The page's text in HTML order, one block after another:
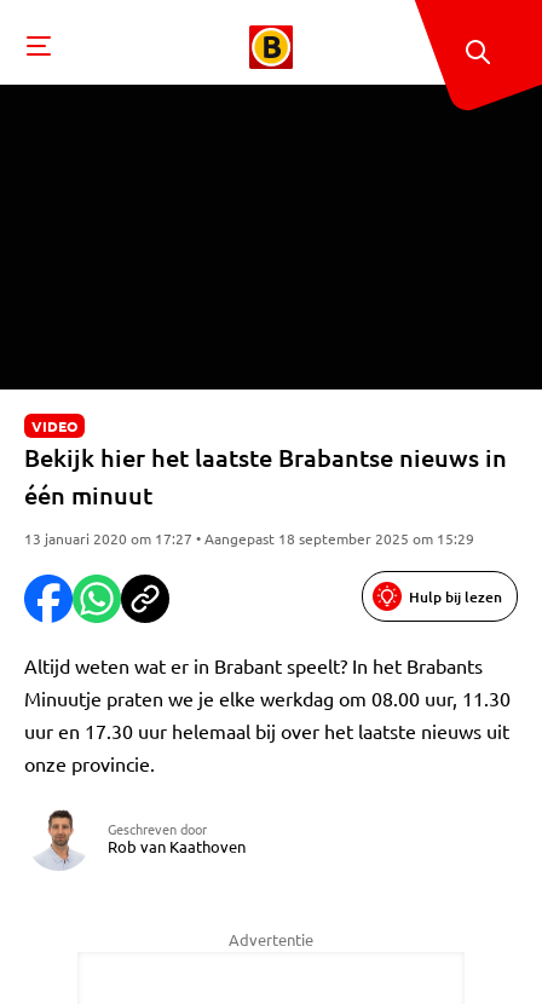
VIDEO
Bekijk hier het laatste Brabantse nieuws in
één minuut
13 januari 2020 om 17:27 • Aangepast 18 september 2025 om 15:29
Hulp bij lezen
Altijd weten wat er in Brabant speelt? In het Brabants
Minuutje praten we je elke werkdag om 08.00 uur, 11.30
uur en 17.30 uur helemaal bij over het laatste nieuws uit
onze provincie.
Geschreven door
Rob van Kaathoven
Advertentie